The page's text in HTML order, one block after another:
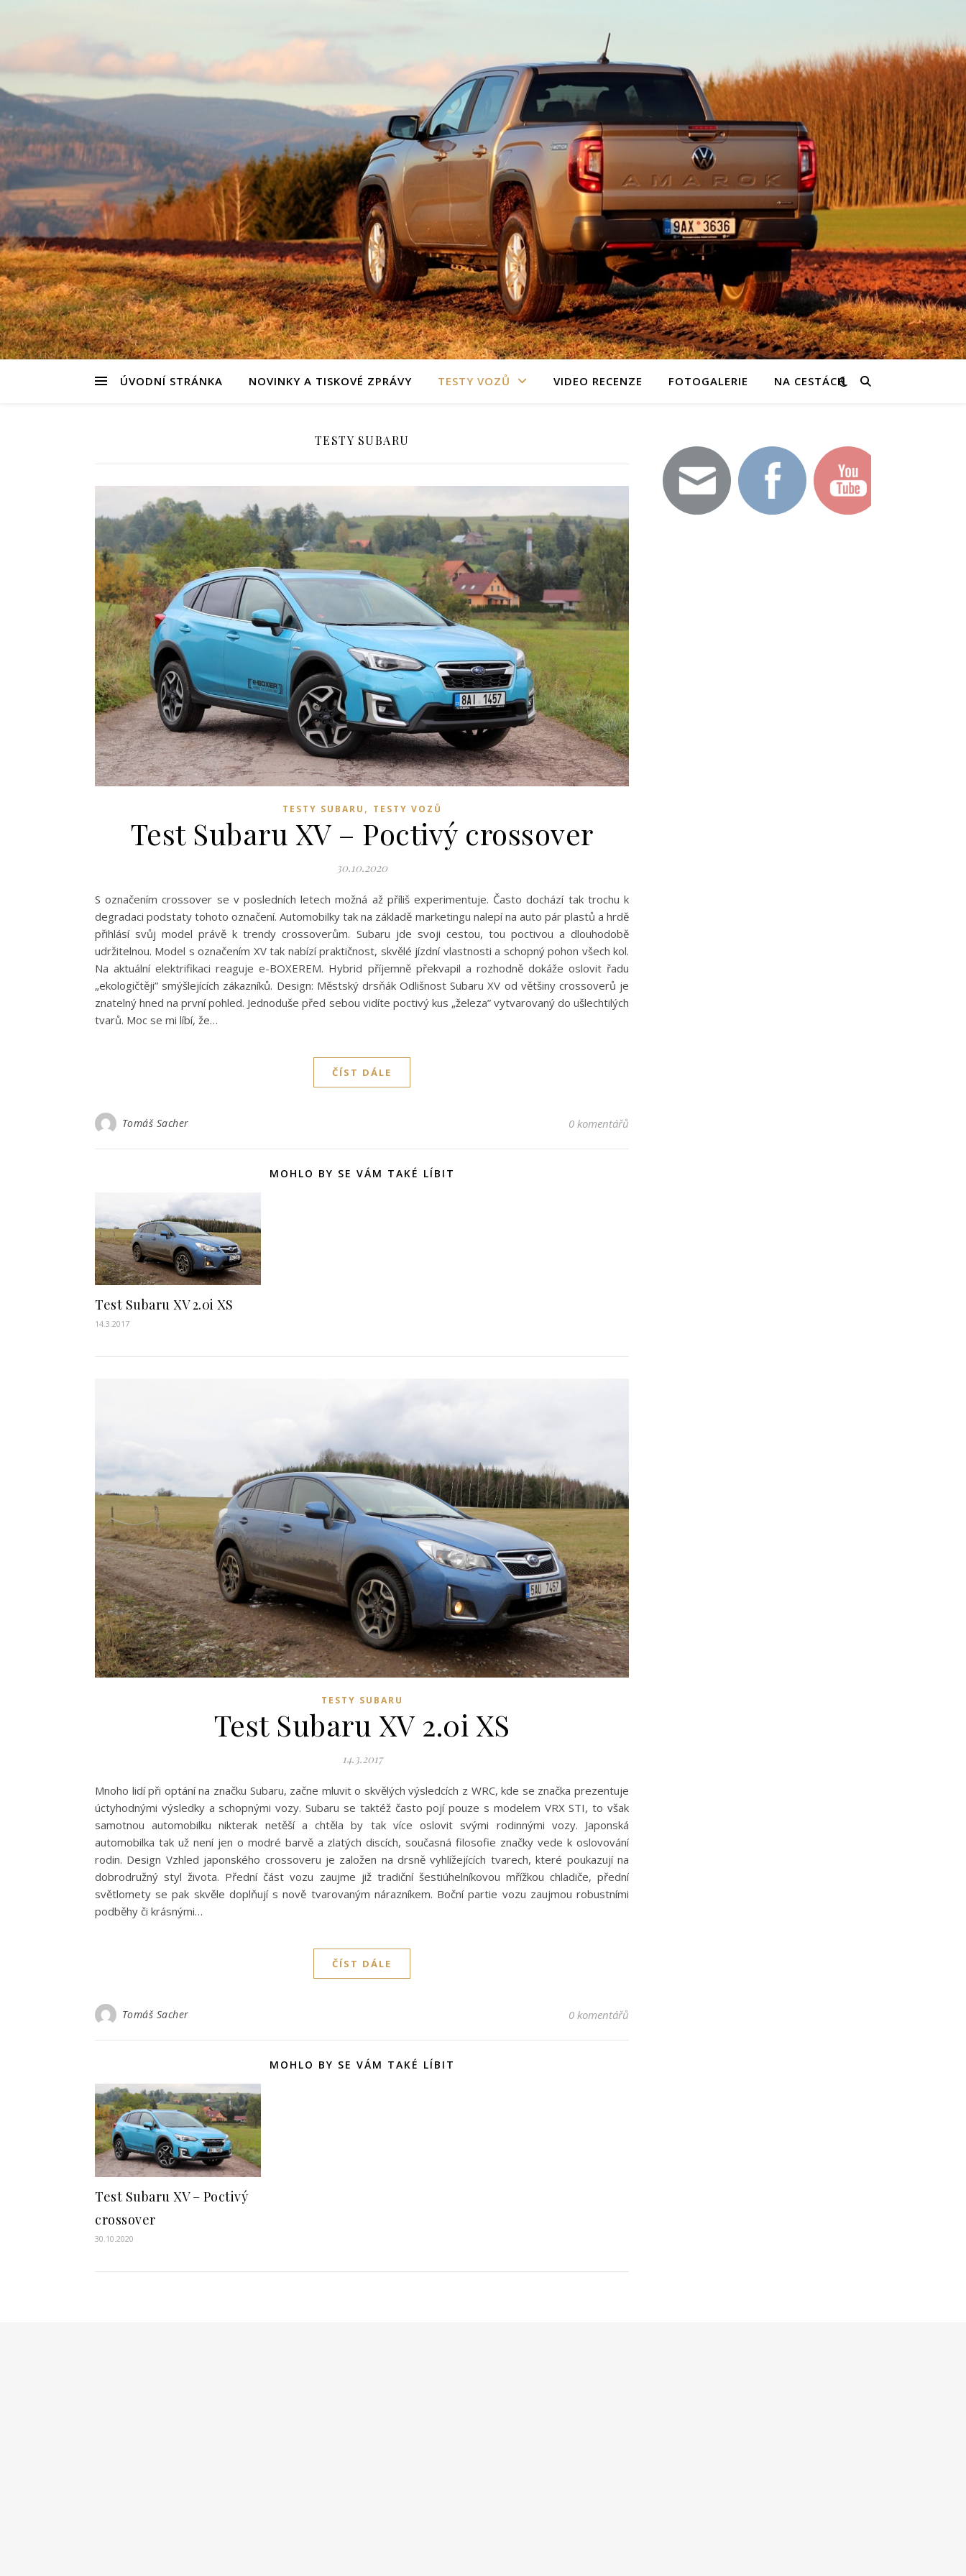
ÚVODNÍ STRÁNKA NOVINKY A TISKOVÉ ZPRÁVY TESTY VOZŮ VIDEO RECENZE FOTOGALERIE NA CESTÁCH
TESTY SUBARU
TESTY SUBARU , TESTY VOZŮ
Test Subaru XV – Poctivý crossover
30.10.2020
S označením crossover se v posledních letech možná až příliš experimentuje. Často dochází tak trochu k
degradaci podstaty tohoto označení. Automobilky tak na základě marketingu nalepí na auto pár plastů a hrdě
přihlásí svůj model právě k trendy crossoverům. Subaru jde svoji cestou, tou poctivou a dlouhodobě
udržitelnou. Model s označením XV tak nabízí praktičnost, skvělé jízdní vlastnosti a schopný pohon všech kol.
Na aktuální elektrifikaci reaguje e-BOXEREM. Hybrid příjemně překvapil a rozhodně dokáže oslovit řadu
„ekologičtěji” smýšlejících zákazníků. Design: Městský drsňák Odlišnost Subaru XV od většiny crossoverů je
znatelný hned na první pohled. Jednoduše před sebou vidíte poctivý kus „železa” vytvarovaný do ušlechtilých
tvarů. Moc se mi líbí, že…
ČÍST DÁLE
Tomáš Sacher 0 komentářů
MOHLO BY SE VÁM TAKÉ LÍBIT
Test Subaru XV 2.0i XS
14.3.2017
TESTY SUBARU
Test Subaru XV 2.0i XS
14.3.2017
Mnoho lidí při optání na značku Subaru, začne mluvit o skvělých výsledcích z WRC, kde se značka prezentuje
úctyhodnými výsledky a schopnými vozy. Subaru se taktéž často pojí pouze s modelem VRX STI, to však
samotnou automobilku nikterak netěší a chtěla by tak více oslovit svými rodinnými vozy. Japonská
automobilka tak už není jen o modré barvě a zlatých discích, současná filosofie značky vede k oslovování
rodin. Design Vzhled japonského crossoveru je založen na drsně vyhlížejících tvarech, které poukazují na
dobrodružný styl života. Přední část vozu zaujme již tradiční šestiúhelníkovou mřížkou chladiče, přední
světlomety se pak skvěle doplňují s nově tvarovaným nárazníkem. Boční partie vozu zaujmou robustními
podběhy či krásnými…
ČÍST DÁLE
Tomáš Sacher 0 komentářů
MOHLO BY SE VÁM TAKÉ LÍBIT
Test Subaru XV – Poctivý
crossover
30.10.2020